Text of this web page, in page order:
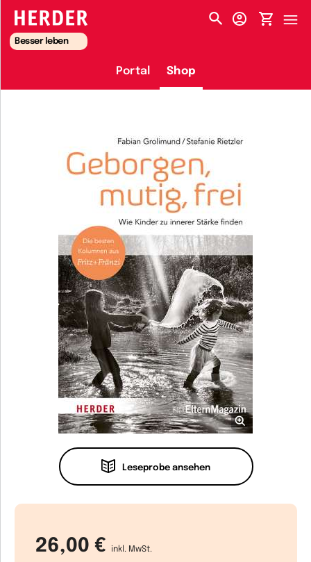
HERDER-MENÜ
Besser leben
Portal Shop
Leseprobe ansehen
26,00 € inkl. MwSt.